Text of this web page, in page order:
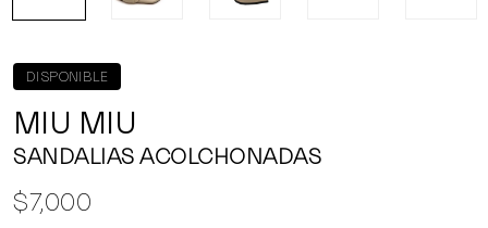
DISPONIBLE
MIU MIU
SANDALIAS ACOLCHONADAS
$7,000